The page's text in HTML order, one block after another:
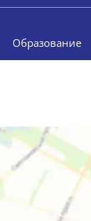
Образование